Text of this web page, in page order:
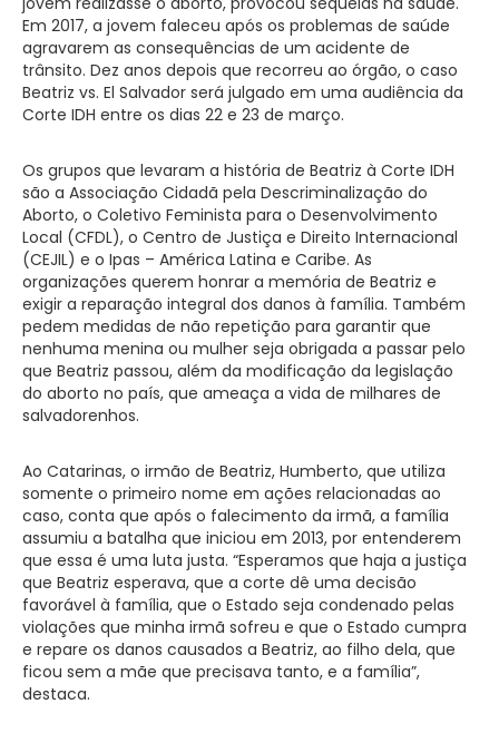
Em 2017, a jovem faleceu após os problemas de saúde
agravarem as consequências de um acidente de
trânsito. Dez anos depois que recorreu ao órgão, o caso
Beatriz vs. El Salvador será julgado em uma audiência da
Corte IDH entre os dias 22 e 23 de março.
Os grupos que levaram a história de Beatriz à Corte IDH
são a Associação Cidadã pela Descriminalização do
Aborto, o Coletivo Feminista para o Desenvolvimento
Local (CFDL), o Centro de Justiça e Direito Internacional
(CEJIL) e o Ipas – América Latina e Caribe. As
organizações querem honrar a memória de Beatriz e
exigir a reparação integral dos danos à família. Também
pedem medidas de não repetição para garantir que
nenhuma menina ou mulher seja obrigada a passar pelo
que Beatriz passou, além da modificação da legislação
do aborto no país, que ameaça a vida de milhares de
salvadorenhos.
Ao Catarinas, o irmão de Beatriz, Humberto, que utiliza
somente o primeiro nome em ações relacionadas ao
caso, conta que após o falecimento da irmã, a família
assumiu a batalha que iniciou em 2013, por entenderem
que essa é uma luta justa. “Esperamos que haja a justiça
que Beatriz esperava, que a corte dê uma decisão
favorável à família, que o Estado seja condenado pelas
violações que minha irmã sofreu e que o Estado cumpra
e repare os danos causados a Beatriz, ao filho dela, que
ficou sem a mãe que precisava tanto, e a família”,
destaca.